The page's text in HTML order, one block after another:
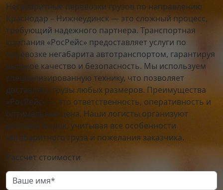
Негабаритные перевозки грузов по направлению
Краснодар – Нижнеудинск — это сложный процесс,
требующий надежного партнера. Транспортная
компания «РосРейс» предоставляет услуги по
перевозке негабарита автотранспортом, гарантируя
высокое качество и безопасность. Мы используем
специализированную технику, что позволяет
доставлять грузы любых размеров. Преимущества
«РосРейс» — это ответственность, оперативность и
оптимальная цена. Наши логисты организуют
доставку в срок, учитывая все особенности
негабаритного груза и пожелания заказчика.
Рассчет стоимости